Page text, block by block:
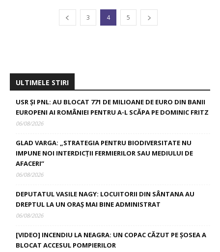
3 4 5
ULTIMELE STIRI
USR ȘI PNL: AU BLOCAT 771 DE MILIOANE DE EURO DIN BANII
EUROPENI AI ROMÂNIEI PENTRU A-L SCĂPA PE DOMINIC FRITZ
06/08/2026
GLAD VARGA: „STRATEGIA PENTRU BIODIVERSITATE NU
IMPUNE NOI INTERDICȚII FERMIERILOR SAU MEDIULUI DE
AFACERI”
06/08/2026
DEPUTATUL VASILE NAGY: LOCUITORII DIN SÂNTANA AU
DREPTUL LA UN ORAȘ MAI BINE ADMINISTRAT
06/08/2026
[VIDEO] INCENDIU LA NEAGRA: UN COPAC CĂZUT PE ȘOSEA A
BLOCAT ACCESUL POMPIERILOR